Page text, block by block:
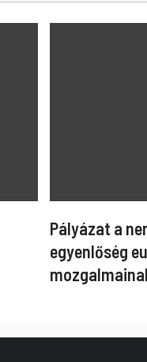
Pályázat a
egyenlőség